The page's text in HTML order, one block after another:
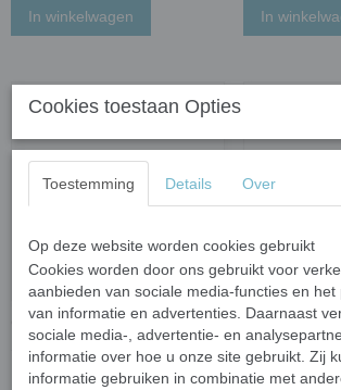
In winkelwagen In
Glas bloemblaadjes
Sakura parelmoer -
magenta; 50 gram
Glas
Sakura -
Cookies toestaan Opties
Toestemming Details Over
Op deze website worden cookies gebruikt
Cookies worden door ons gebruikt voor
aanbieden van sociale media-functies en het
van informatie en advertenties. Daarnaast
sociale media-, advertentie- en
informatie over hoe u onze site gebruikt. Zij
informatie gebruiken in combinatie met